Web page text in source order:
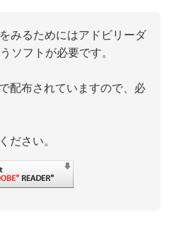
みるためにはアドビリーダ
ソフトが必要です。
配布されていますので、必
ださい。